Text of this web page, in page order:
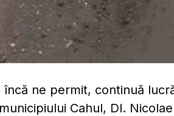
ne permit, continuă
Cahul, Dl.